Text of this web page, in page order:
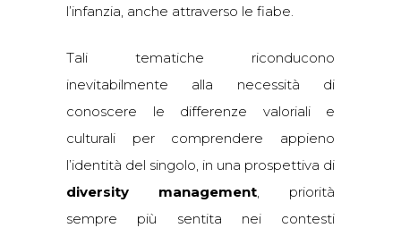
l’infanzia, anche attraverso le fiabe.
Tali tematiche riconducono
inevitabilmente alla necessità di
conoscere le differenze valoriali e
culturali per comprendere appieno
l’identità del singolo, in una prospettiva di
diversity management, priorità
sempre più sentita nei contesti